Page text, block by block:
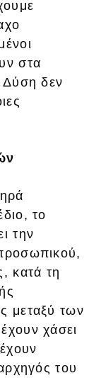
στα
Δύση δεν
το
την
κατά τη
μεταξύ των
χάσει
του